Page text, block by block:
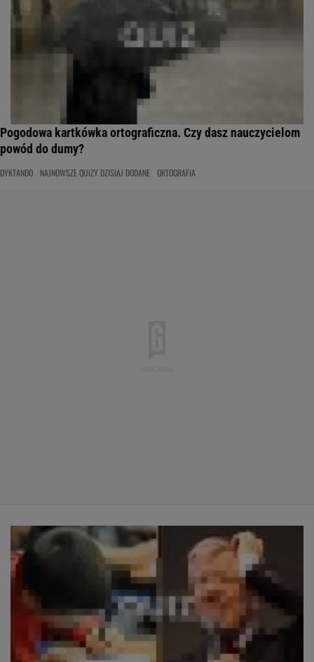
Pogodowa kartkówka ortograficzna. Czy dasz nauczycielom
powód do dumy?
DYKTANDO NAJNOWSZE QUIZY DZISIAJ DODANE ORTOGRAFIA